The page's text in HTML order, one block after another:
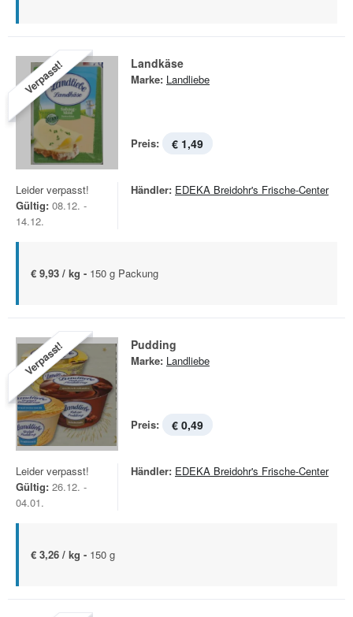
Verpasst! Landkäse
Marke: Landliebe
Preis: € 1,49
Leider verpasst!
Gültig: 08.12. -
14.12.
Händler: EDEKA Breidohr's Frische-Center
€ 9,93 / kg - 150 g Packung
Verpasst! Pudding
Marke: Landliebe
Preis: € 0,49
Leider verpasst!
Gültig: 26.12. -
04.01.
Händler: EDEKA Breidohr's Frische-Center
€ 3,26 / kg - 150 g